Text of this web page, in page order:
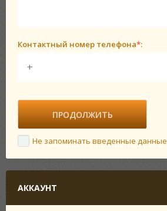
Контактный номер телефона*:
Не запоминать введенные данные
АККАУНТ